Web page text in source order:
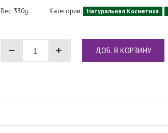
Вес: 330g. Категории: Натуральная Косметика
ДОБ. В КОРЗИНУ